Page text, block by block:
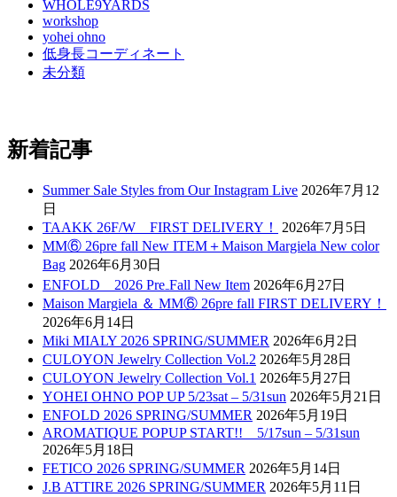
WHOLE9YARDS
workshop
yohei ohno
低身長コーディネート
未分類
新着記事
Summer Sale Styles from Our Instagram Live 2026年7月12
日
TAAKK 26F/W FIRST DELIVERY！
2026年7月5日
MM⑥ 26pre fall New ITEM＋Maison Margiela New color
Bag 2026年6月30日
ENFOLD 2026 Pre₋Fall New Item 2026年6月27日
Maison Margiela ＆ MM⑥ 26pre fall FIRST DELIVERY！
2026年6月14日
Miki MIALY 2026 SPRING/SUMMER 2026年6月2日
CULOYON Jewelry Collection Vol.2 2026年5月28日
CULOYON Jewelry Collection Vol.1 2026年5月27日
YOHEI OHNO POP UP 5/23sat – 5/31sun 2026年5月21日
ENFOLD 2026 SPRING/SUMMER 2026年5月19日
AROMATIQUE POPUP START!! 5/17sun – 5/31sun
2026年5月18日
FETICO 2026 SPRING/SUMMER 2026年5月14日
J.B ATTIRE 2026 SPRING/SUMMER 2026年5月11日